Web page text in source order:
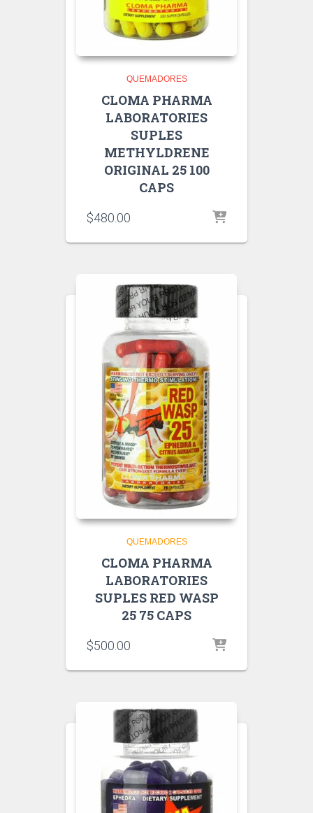
QUEMADORES
CLOMA PHARMA
LABORATORIES
SUPLES
METHYLDRENE
ORIGINAL 25 100
CAPS
$480.00
QUEMADORES
CLOMA PHARMA
LABORATORIES
SUPLES RED WASP
25 75 CAPS
$500.00